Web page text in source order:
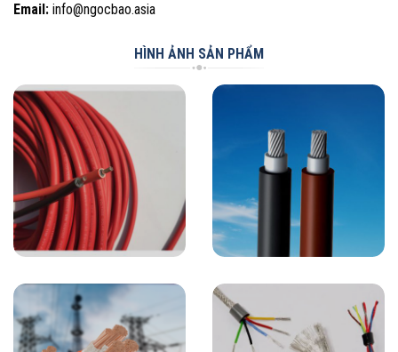
Email: info@ngocbao.asia
HÌNH ẢNH SẢN PHẨM